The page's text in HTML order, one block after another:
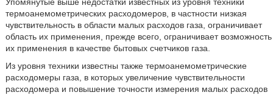
Упомянутые выше недостатки известных из уровня техники
термоанемометрических расходомеров, в частности низкая
чувствительность в области малых расходов газа, ограничивает
область их применения, прежде всего, ограничивает возможность
их применения в качестве бытовых счетчиков газа.
Из уровня техники известны также термоанемометрические
расходомеры газа, в которых увеличение чувствительности
расходомера и повышение точности измерения малых расходов